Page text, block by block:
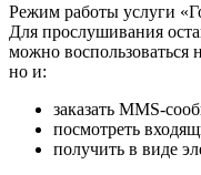
Режим работы услуги
Для прослушивания
можно воспользоваться
но и:
заказать MMS-
посмотреть
получить в виде